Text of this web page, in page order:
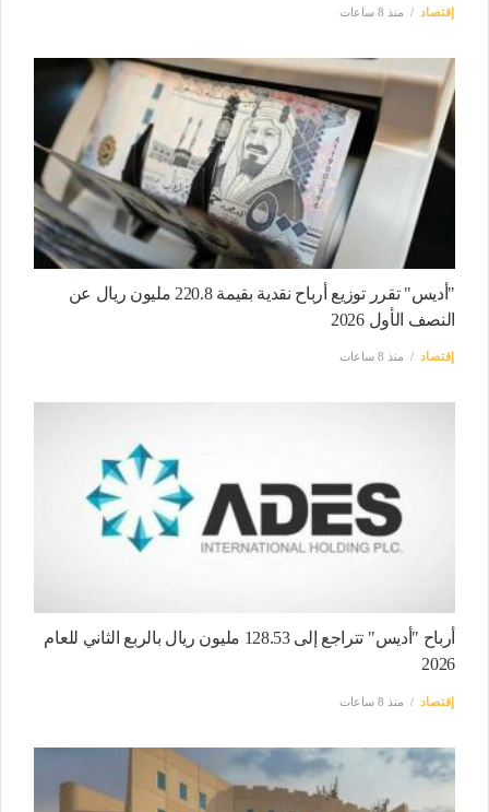
إقتصاد منذ 8 ساعات
"أديس" تقرر توزيع أرباح نقدية بقيمة 220.8 مليون ريال عن
النصف الأول 2026
إقتصاد منذ 8 ساعات
أرباح "أديس" تتراجع إلى 128.53 مليون ريال بالربع الثاني للعام
2026
إقتصاد منذ 8 ساعات